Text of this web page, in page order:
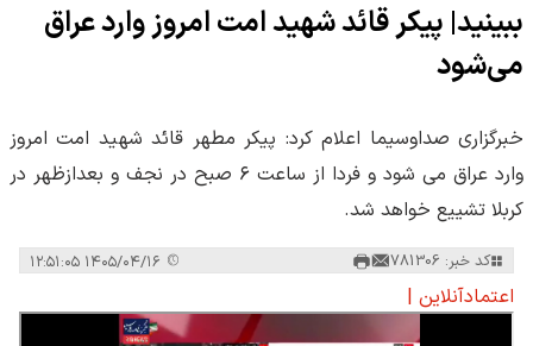
ببینید| پیکر قائد شهید امت امروز وارد عراق
می‌شود
خبرگزاری صداوسیما اعلام کرد: پیکر مطهر قائد شهید امت امروز
وارد عراق می شود و فردا از ساعت ۶ صبح در نجف و بعدازظهر در
کربلا تشییع خواهد شد.
کد خبر: 781306
اعتمادآنلاین |